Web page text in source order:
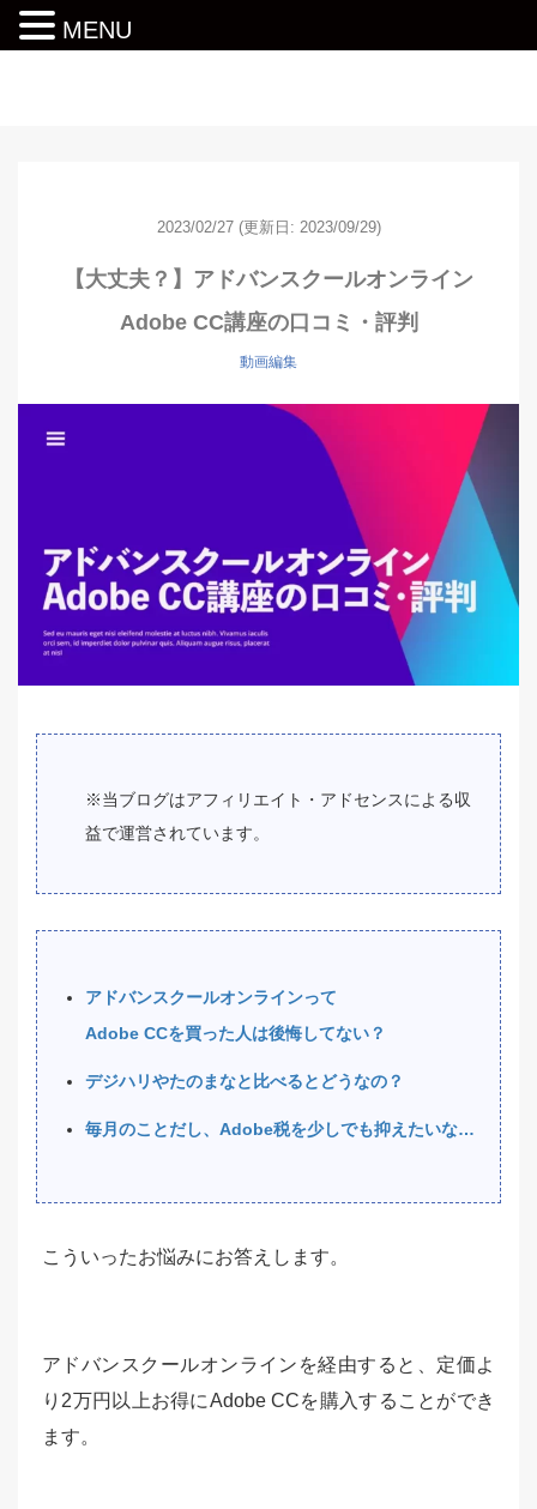
2023/02/27 (更新日: 2023/09/29)
【大丈夫？】アドバンスクールオンライン
Adobe CC講座の口コミ・評判
動画編集
※当ブログはアフィリエイト・アドセンスによる収
益で運営されています。
アドバンスクールオンラインって
Adobe CCを買った人は後悔してない？
デジハリやたのまなと比べるとどうなの？
毎月のことだし、Adobe税を少しでも抑えたいな…
こういったお悩みにお答えします。
アドバンスクールオンラインを経由すると、定価よ
り2万円以上お得にAdobe CCを購入することができ
ます。
MENU